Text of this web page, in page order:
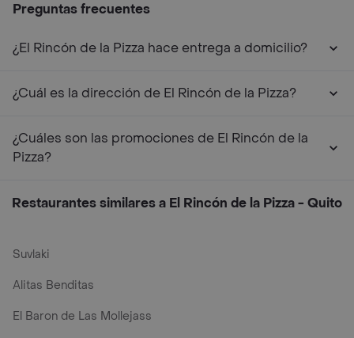
Preguntas frecuentes
¿El Rincón de la Pizza hace entrega a domicilio?
¿Cuál es la dirección de El Rincón de la Pizza?
¿Cuáles son las promociones de El Rincón de la
Pizza?
Restaurantes similares a El Rincón de la Pizza - Quito
Suvlaki
Alitas Benditas
El Baron de Las Mollejass